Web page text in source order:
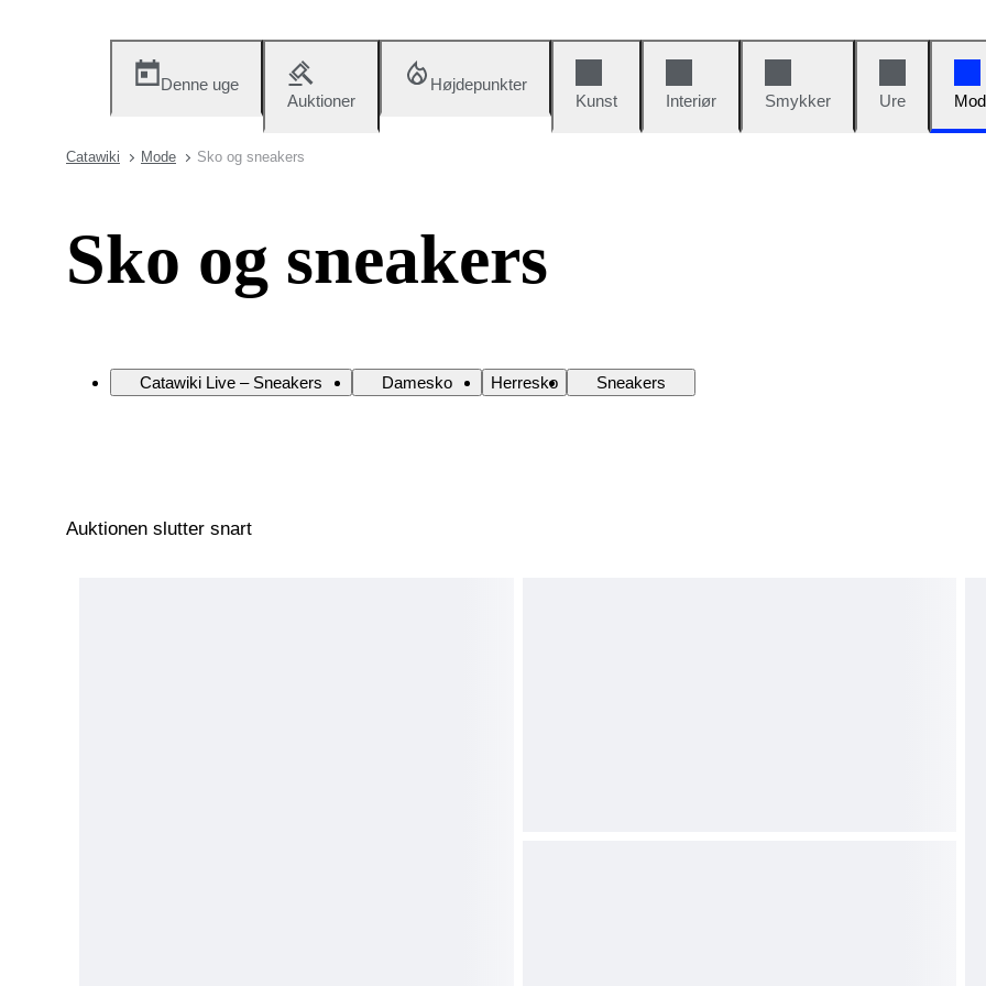
Denne uge
Auktioner
Højdepunkter
Kunst
Interiør Smykker Ure
Catawiki Mode Sko og sneakers
Sko og sneakers
Catawiki Live – Sneakers Damesko Herresko Sneakers
Auktionen slutter snart